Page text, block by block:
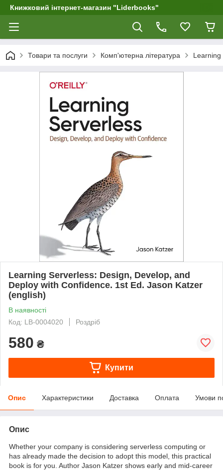
Книжковий інтернет-магазин "Liderbooks"
Товари та послуги Комп'ютерна література Learning
Learning Serverless: Design, Develop, and
Deploy with Confidence. 1st Ed. Jason Katzer
(english)
В наявності
Код: LB-0004020
Роздріб
580 ₴
Купити
Опис Характеристики Доставка Оплата Умови
Опис
Whether your company is considering serverless computing or
has already made the decision to adopt this model, this practical
book is for you. Author Jason Katzer shows early and mid-career